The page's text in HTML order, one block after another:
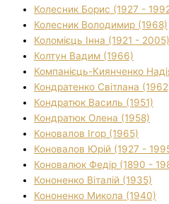
Колесник Борис (1927 -
Колесник Володимир (1968)
Коломієць Інна (1921 - 2005)
Колтун Вадим (1966)
Компанієць-Киянченко
Кондратенко Світлана
Кондратюк Василь (1951)
Кондратюк Олена (1958)
Коновалов Ігор (1965)
Коновалов Юрій (1927 -
Коновалюк Федір (1890 -
Кононенко Віталій (1935)
Кононенко Микола (1940)